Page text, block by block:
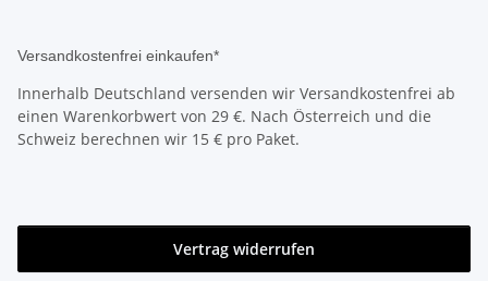
Versandkostenfrei einkaufen*
Innerhalb Deutschland versenden wir Versandkostenfrei ab
einen Warenkorbwert von 29 €. Nach Österreich und die
Schweiz berechnen wir 15 € pro Paket.
Vertrag widerrufen